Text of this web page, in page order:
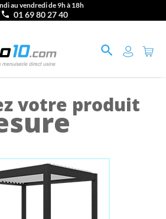
au vendredi de 9h à 18h
01 69 80 27 40
votre produit